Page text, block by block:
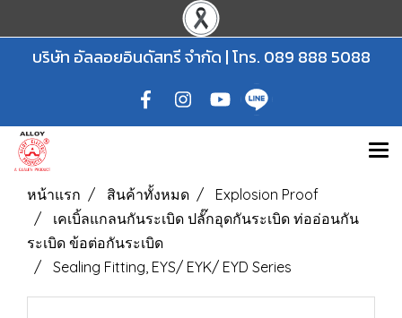
บริษัท อัลลอยอินดัสทรี จำกัด | โทร. 089 888 5088
หน้าแรก สินค้าทั้งหมด
Explosion Proof
เคเบิ้ลแกลนกันระเบิด ปลั๊กอุดกันระเบิด ท่ออ่อนกัน
ระเบิด ข้อต่อกันระเบิด
Sealing Fitting, EYS/ EYK/ EYD Series